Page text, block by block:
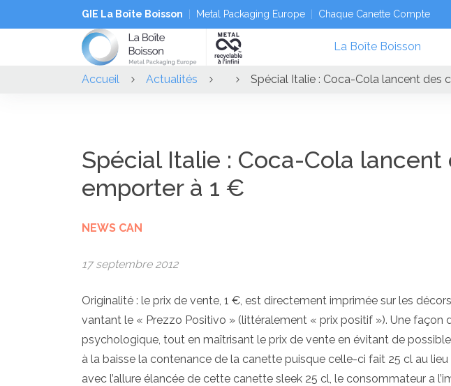
GIE La Boîte Boisson Metal Packaging Europe Chaque Canette Compte
La Boîte Boisson
Accueil Actualités Spécial Italie : Coca-Cola lancent des
Spécial Italie : Coca-Cola
emporter à 1 €
NEWS CAN
17 septembre 2012
Originalité : le prix de vente, 1 €, est directement imprimée sur les
vantant le « Prezzo Positivo » (littéralement « prix positif »). Une façon
psychologique, tout en maîtrisant le prix de vente en évitant de
à la baisse la contenance de la canette puisque celle-ci fait 25 cl au
avec l’allure élancée de cette canette sleek 25 cl, le consommateur a